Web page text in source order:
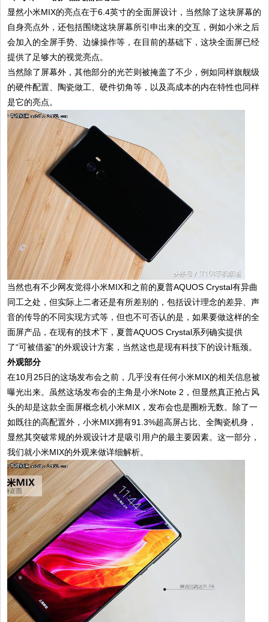
显然小米MIX的亮点在于6.4英寸的全面屏设计，当然除了这块屏幕的
自身亮点外，还包括围绕这块屏幕所引申出来的交互，例如小米之后
会加入的全屏手势、边缘操作等，在目前的基础下，这块全面屏已经
提供了足够大的视觉亮点。
当然除了屏幕外，其他部分的光芒则被掩盖了不少，例如同样旗舰级
的硬件配置、陶瓷做工、硬件切角等，以及高成本的内在特性也同样
是它的亮点。
当然也有不少网友觉得小米MIX和之前的夏普AQUOS Crystal有异曲
同工之处，但实际上二者还是有所差别的，包括设计理念的差异、声
音的传导的不同实现方式等，但也不可否认的是，如果要做这样的全
面屏产品，在现有的技术下，夏普AQUOS Crystal系列确实提供
了“可被借鉴”的外观设计方案，当然这也是现有科技下的设计瓶颈。
外观部分
在10月25日的这场发布会之前，几乎没有任何小米MIX的相关信息被
曝光出来。虽然这场发布会的主角是小米Note 2，但显然真正抢占风
头的却是这款全面屏概念机小米MIX，发布会也是圈粉无数。除了一
如既往的高配置外，小米MIX拥有91.3%超高屏占比、全陶瓷机身，
显然其突破常规的外观设计才是吸引用户的最主要因素。这一部分，
我们就小米MIX的外观来做详细解析。